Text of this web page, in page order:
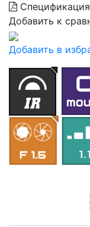
Добавить к
Добавить в